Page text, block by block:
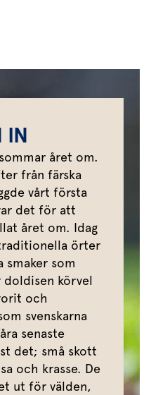
IN
året om.
från färska
vårt första
det för att
året om. Idag
örter
smaker som
doldisen körvel
och
svenskarna
senaste
det; små skott
och krasse. De
ut för välden,